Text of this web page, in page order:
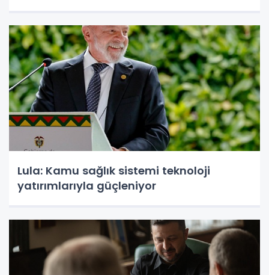
Lula: Kamu sağlık sistemi teknoloji
yatırımlarıyla güçleniyor